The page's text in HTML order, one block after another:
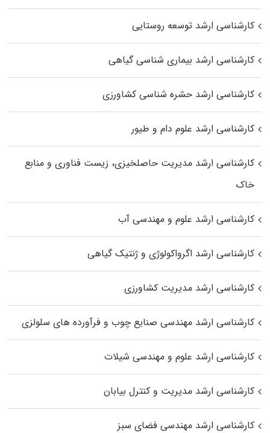
کارشناسی ارشد توسعه روستایی
کارشناسی ارشد بیماری‌ شناسی گیاهی
کارشناسی ارشد حشره‌ شناسی کشاورزی
کارشناسی ارشد علوم دام و طیور
کارشناسی ارشد مدیریت حاصلخیزی، زیست فناوری و منابع
خاک
کارشناسی ارشد علوم و مهندسی آب
کارشناسی ارشد اگرواکولوژی و ژنتیک گیاهی
کارشناسی ارشد مدیریت کشاورزی
کارشناسی ارشد مهندسی صنایع چوب و فرآورده‌ های سلولزی
کارشناسی ارشد علوم و مهندسی شیلات
کارشناسی ارشد مدیریت و کنترل بیابان
کارشناسی ارشد مهندسی فضای سبز